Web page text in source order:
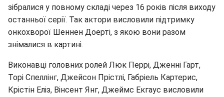
зібралися у повному складі через 16 років після виходу
останньої серії. Так актори висловили підтримку
онкохворої Шеннен Доерті, з якою вони разом
знімалися в картині.
Виконавці головних ролей Люк Перрі, Дженні Гарт,
Торі Спеллінг, Джейсон Прістлі, Габріель Картерис,
Крістін Еліз, Вінсент Янг, Джеймс Екгаус висловили